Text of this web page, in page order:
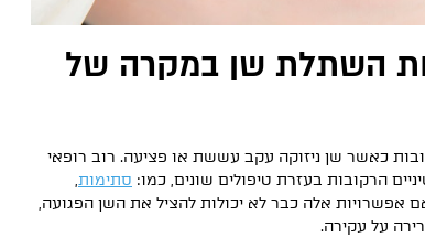
השתלת שן במקרה של
כאשר שן ניזוקה עקב עששת או פציעה. רוב רופאי
הרקובות בעזרת טיפולים שונים, כמו: סתימות,
אפשרויות אלה כבר לא יכולות להציל את השן הפגועה,
על עקירה.